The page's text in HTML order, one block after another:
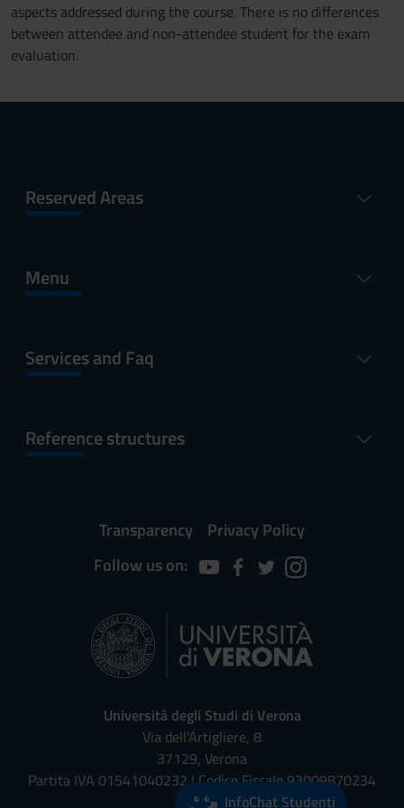
aspects addressed during the course. There is no differences
between attendee and non-attendee student for the exam
evaluation.
Reserved Areas
Menu
Services and Faq
Reference structures
Transparency
Privacy Policy
Follow us on:
Università degli Studi di Verona
Via dell'Artigliere, 8
37129, Verona
Partita IVA 01541040232 | Codice Fiscale 93009870234
InfoChat Studenti